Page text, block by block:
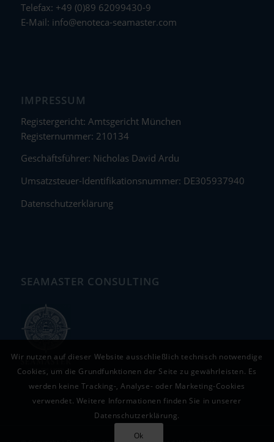
Telefax: +49 (0)89 62099430-9
E-Mail: info@enoteca-seamaster.com
IMPRESSUM
Registergericht: Amtsgericht München
Registernummer: 210134
Geschäftsführer: Nicholas David Ardu
Umsatzsteuer-Identifikationsnummer: DE305937940
Datenschutzerklärung
SEAMASTER CONSULTING
Wir nutzen auf dieser Website ausschließlich technisch notwendige
Cookies, um die Grundfunktionen der Seite zu gewährleisten. Es
werden keine Tracking-, Analyse- oder Marketing-Cookies
verwendet. Weitere Informationen finden Sie in unserer
Datenschutzerklärung.
Ok